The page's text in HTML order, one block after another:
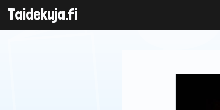
content
Taidekuja.fi